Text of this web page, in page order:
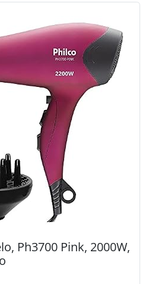
Ph3700 Pink, 2000W,